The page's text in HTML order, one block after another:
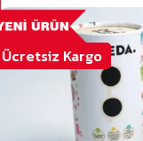
Ücretsiz Kargo